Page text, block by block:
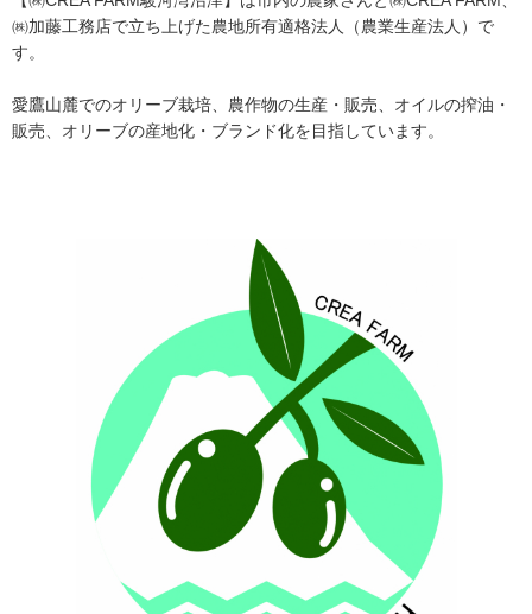
㈱加藤工務店で立ち上げた農地所有適格法人（農業生産法人）で
す。
愛鷹山麓でのオリーブ栽培、農作物の生産・販売、オイルの搾油・
販売、オリーブの産地化・ブランド化を目指しています。